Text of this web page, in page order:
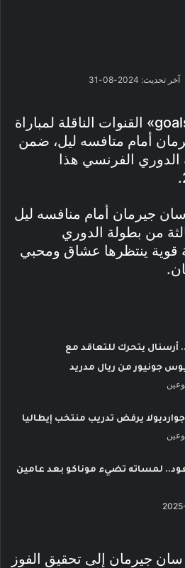
آخر تحديث: 2024-08-31
يقدم لكم موقع «goals90» القنوات الناقلة لمباراة
أمام متافسه ليل، ضمن
الفرنسي هذا
جيرمان أمام منافسه ليل
من بطولة الدوري
قوية ينتظرها عشاق ومحبي
أرسنال يتحرك للتعاقد مع
جونيور من ريال مدريد
يرفض تدريب منتخب إيطاليا
لمساته تضيء موناكو بعد عامين
جيرمان إلى تحقيق الفوز